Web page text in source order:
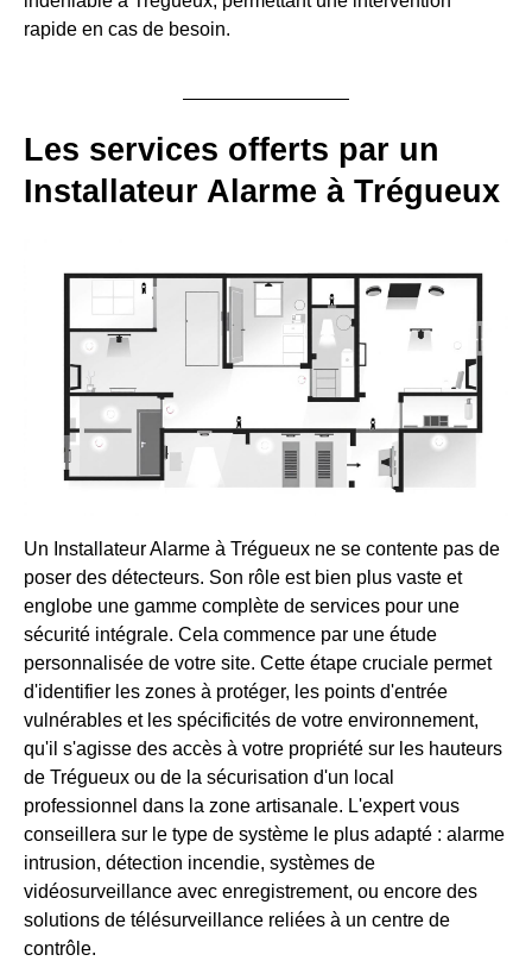
rapide en cas de besoin.
Les services offerts par un
Installateur Alarme à Trégueux
Un Installateur Alarme à Trégueux ne se contente pas de
poser des détecteurs. Son rôle est bien plus vaste et
englobe une gamme complète de services pour une
sécurité intégrale. Cela commence par une étude
personnalisée de votre site. Cette étape cruciale permet
d'identifier les zones à protéger, les points d'entrée
vulnérables et les spécificités de votre environnement,
qu'il s'agisse des accès à votre propriété sur les hauteurs
de Trégueux ou de la sécurisation d'un local
professionnel dans la zone artisanale. L'expert vous
conseillera sur le type de système le plus adapté : alarme
intrusion, détection incendie, systèmes de
vidéosurveillance avec enregistrement, ou encore des
solutions de télésurveillance reliées à un centre de
contrôle.